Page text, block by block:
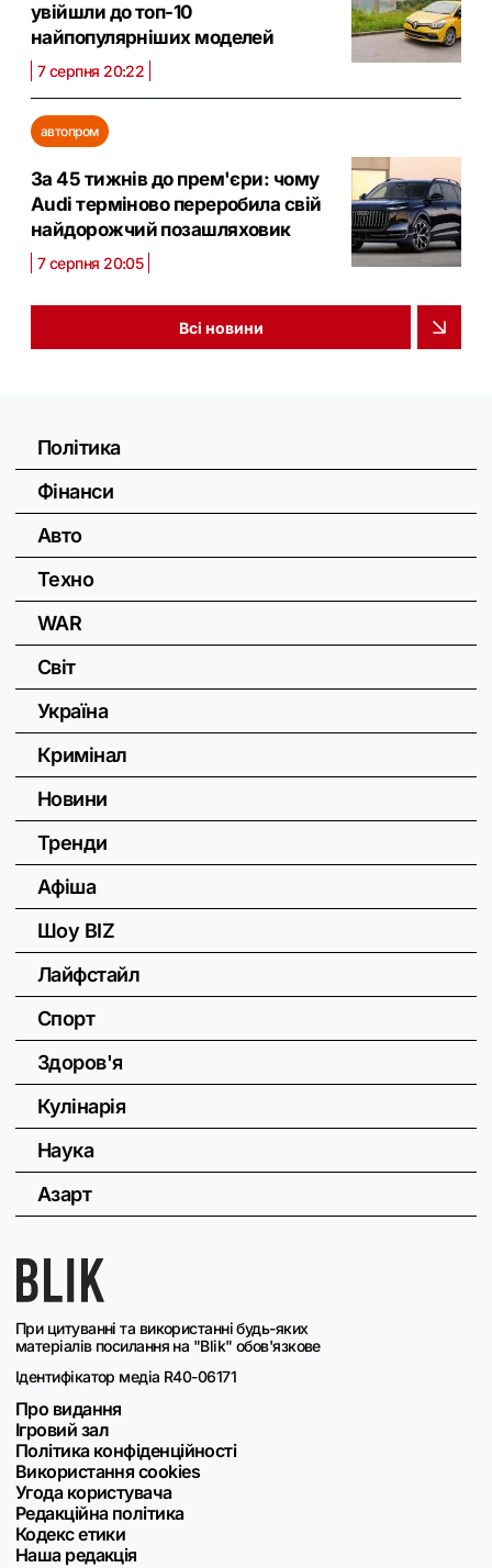
увійшли до топ-10
найпопулярніших моделей
7 серпня 20:22
автопром
За 45 тижнів до прем'єри: чому
Audi терміново переробила свій
найдорожчий позашляховик
7 серпня 20:05
Всі новини
При цитуванні та використанні будь-яких
матеріалів посилання на "Blik" обов'язкове
Ідентифікатор медіа R40-06171
Про видання
Ігровий зал
Політика конфіденційності
Використання cookies
Угода користувача
Редакційна політика
Кодекс етики
Наша редакція
Політика
Фінанси
Авто
Техно
WAR
Світ
Україна
Кримінал
Новини
Тренди
Афіша
Шоу BIZ
Лайфстайл
Спорт
Здоров'я
Кулінарія
Наука
Азарт